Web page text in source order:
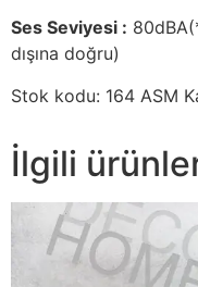
Ses Seviyesi :
dışına doğru)
Stok kodu: 164 ASM
İlgili